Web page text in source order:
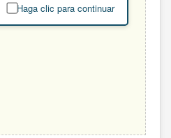
Haga clic para continuar